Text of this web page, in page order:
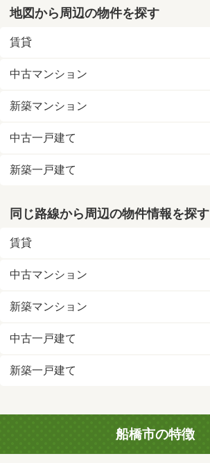
地図から周辺の物件を探す
賃貸
中古マンション
新築マンション
中古一戸建て
新築一戸建て
同じ路線から周辺の物件情報を探す
賃貸
中古マンション
新築マンション
中古一戸建て
新築一戸建て
船橋市の特徴